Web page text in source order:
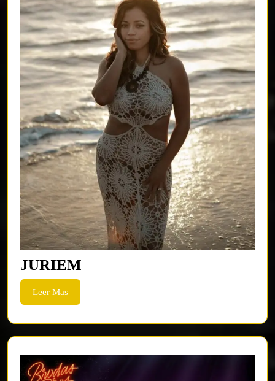
JURIEM
Leer MasLeer
Mas